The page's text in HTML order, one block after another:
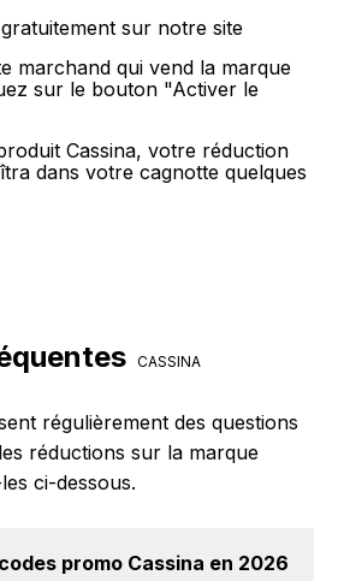
sur notre site
marchand qui vend la marque
sur le bouton "Activer le
Cassina, votre réduction
dans votre cagnotte quelques
CASSINA
régulièrement des questions
réductions sur la marque
ci-dessous.
codes promo Cassina en 2026